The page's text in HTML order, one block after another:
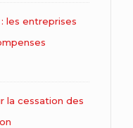
les entreprises
la cessation des